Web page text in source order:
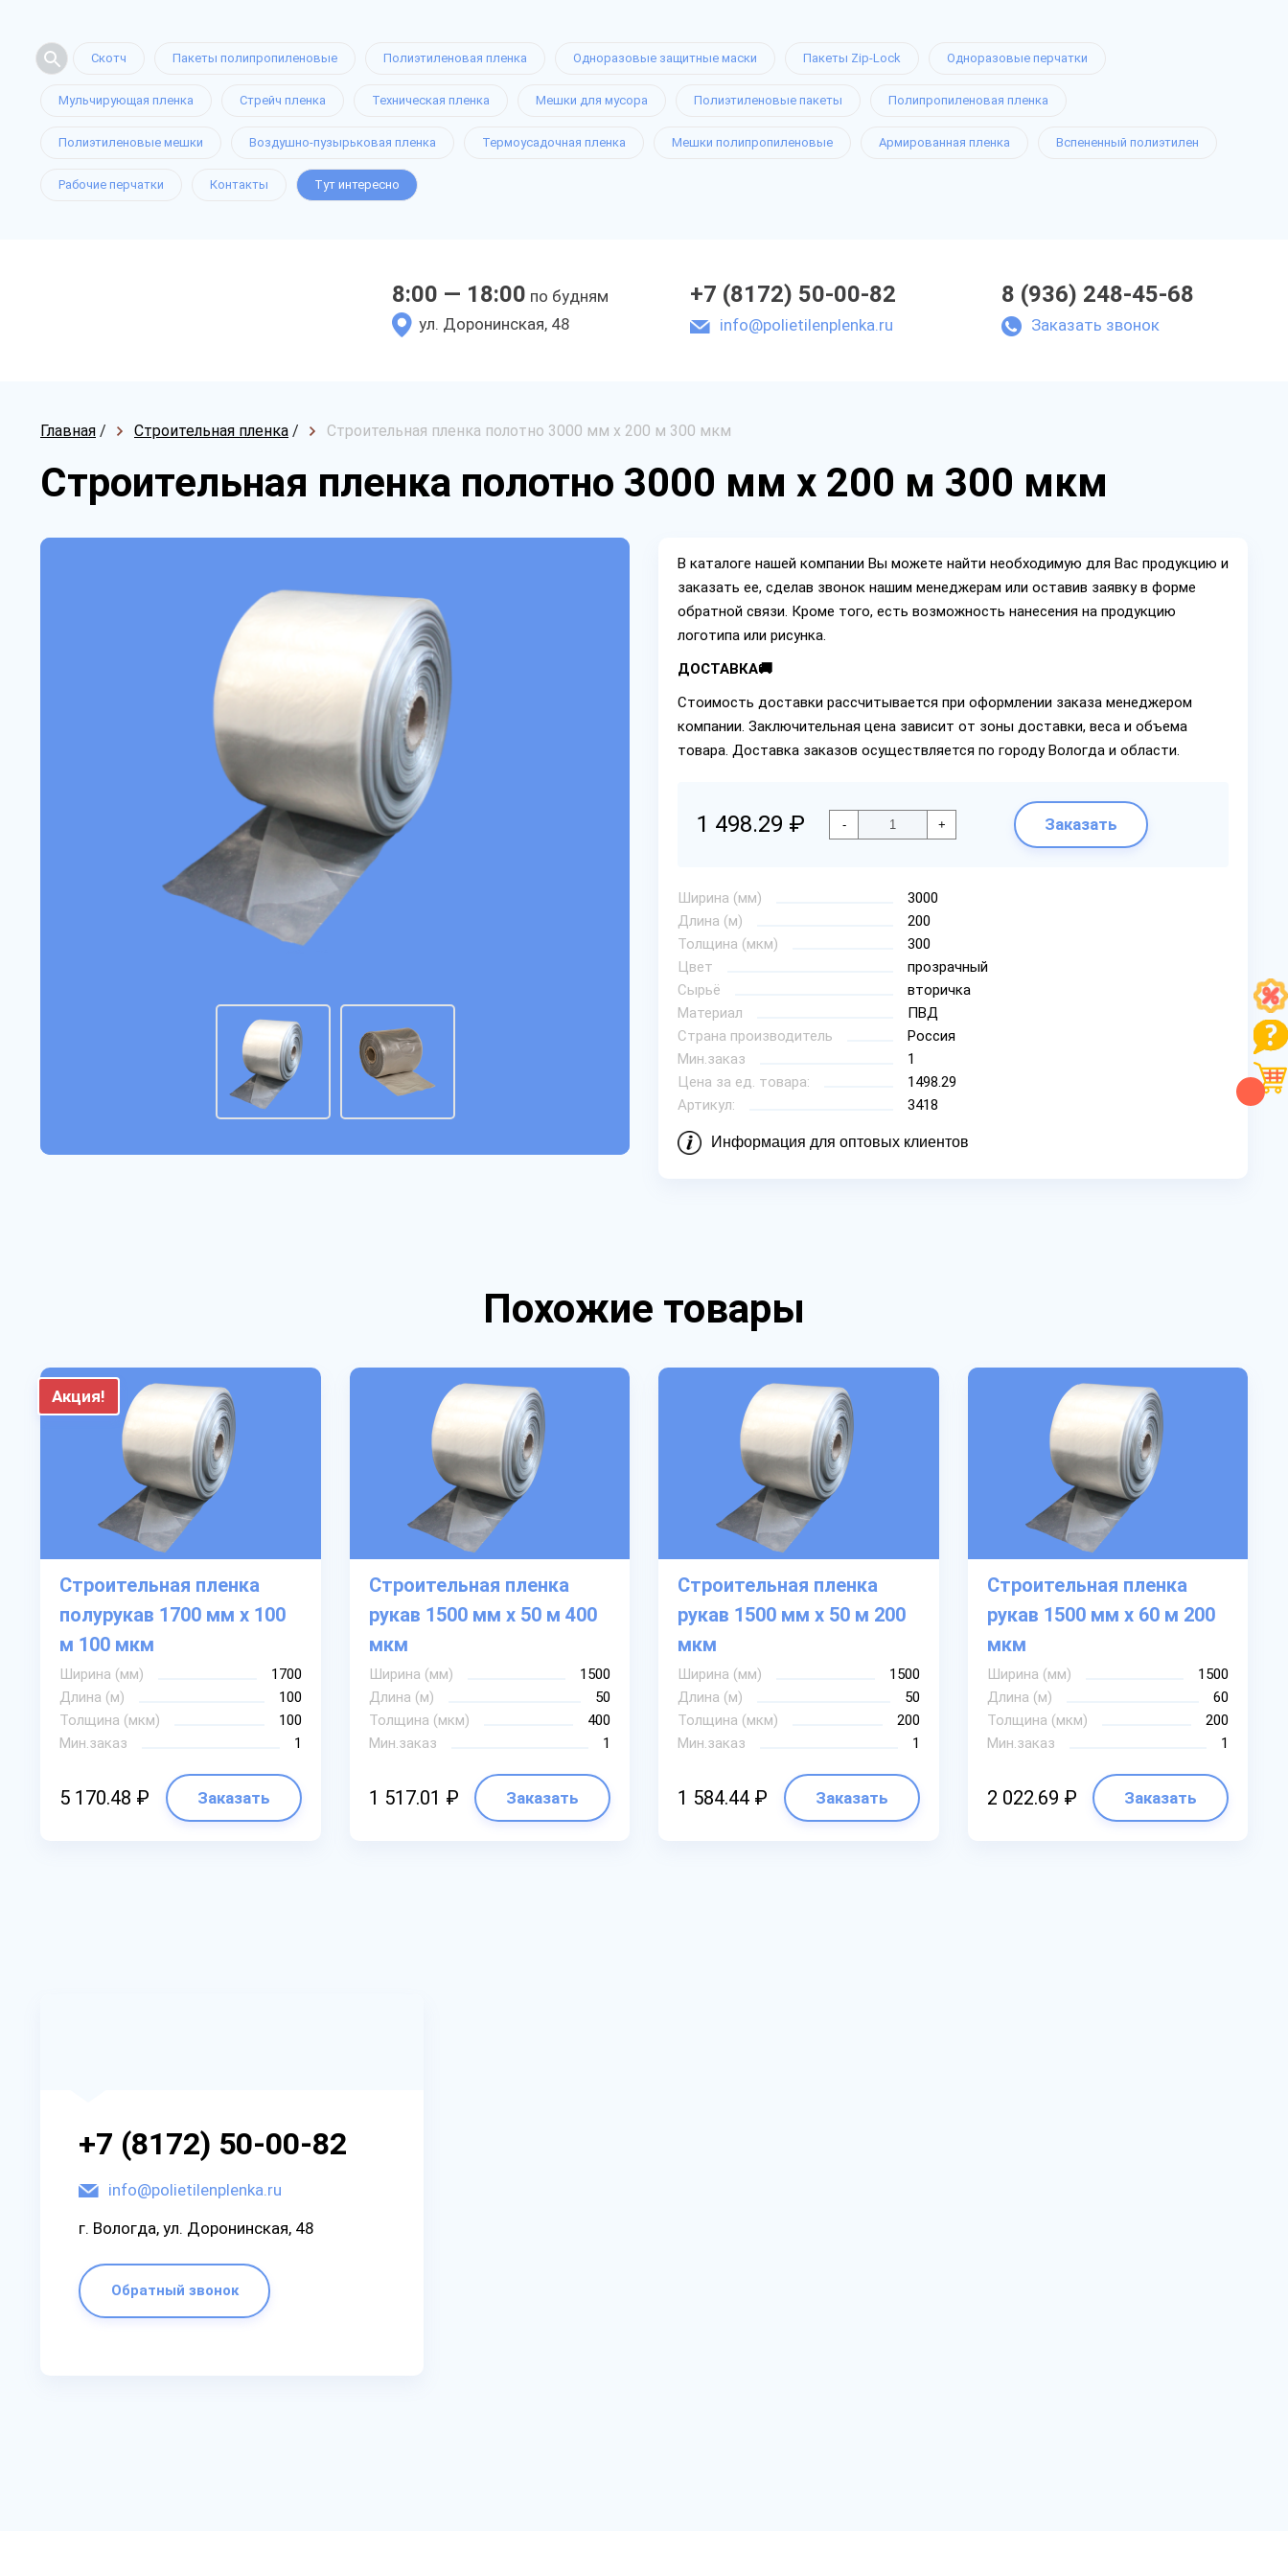
Скотч Пакеты полипропиленовые Полиэтиленовая пленка Одноразовые защитные маски Пакеты Zip-Lock Одноразовые перчатки
Мульчирующая пленка Стрейч пленка Техническая пленка Мешки для мусора Полиэтиленовые пакеты Полипропиленовая пленка
Полиэтиленовые мешки Воздушно-пузырьковая пленка Термоусадочная пленка Мешки полипропиленовые Армированная пленка Вспененный полиэтилен
Рабочие перчатки Контакты Тут интересно
8:00 — 18:00 по будням
ул. Доронинская, 48
+7 (8172) 50-00-82
info@polietilenplenka.ru
8 (936) 248-45-68
Заказать звонок
Главная / Строительная пленка / Строительная пленка полотно 3000 мм х 200 м 300 мкм
Строительная пленка полотно 3000 мм х 200 м 300 мкм
В каталоге нашей компании Вы можете найти необходимую для Вас продукцию и
заказать ее, сделав звонок нашим менеджерам или оставив заявку в форме
обратной связи. Кроме того, есть возможность нанесения на продукцию
логотипа или рисунка.
ДОСТАВКА🚚
Стоимость доставки рассчитывается при оформлении заказа менеджером
компании. Заключительная цена зависит от зоны доставки, веса и объема
товара. Доставка заказов осуществляется по городу Вологда и области.
1 498.29 ₽ - + Заказать
Ширина (мм)
3000
Длина (м)
200
Толщина (мкм)
300
Цвет
прозрачный
Сырьё
вторичка
Материал
ПВД
Страна производитель
Россия
Мин.заказ
1
Цена за ед. товара:
1498.29
Артикул:
3418
Информация для оптовых клиентов
Похожие товары
Акция!
Строительная пленка
полурукав 1700 мм х 100
м 100 мкм
Ширина (мм)
1700
Длина (м)
100
Толщина (мкм)
100
Мин.заказ
1
5 170.48 ₽ Заказать
Строительная пленка
рукав 1500 мм х 50 м 400
мкм
Ширина (мм)
1500
Длина (м)
50
Толщина (мкм)
400
Мин.заказ
1
1 517.01 ₽ Заказать
Строительная пленка
рукав 1500 мм х 50 м 200
мкм
Ширина (мм)
1500
Длина (м)
50
Толщина (мкм)
200
Мин.заказ
1
1 584.44 ₽ Заказать
Строительная пленка
рукав 1500 мм х 60 м 200
мкм
Ширина (мм)
1500
Длина (м)
60
Толщина (мкм)
200
Мин.заказ
1
2 022.69 ₽ Заказать
+7 (8172) 50-00-82
info@polietilenplenka.ru
г. Вологда, ул. Доронинская, 48
Обратный звонок